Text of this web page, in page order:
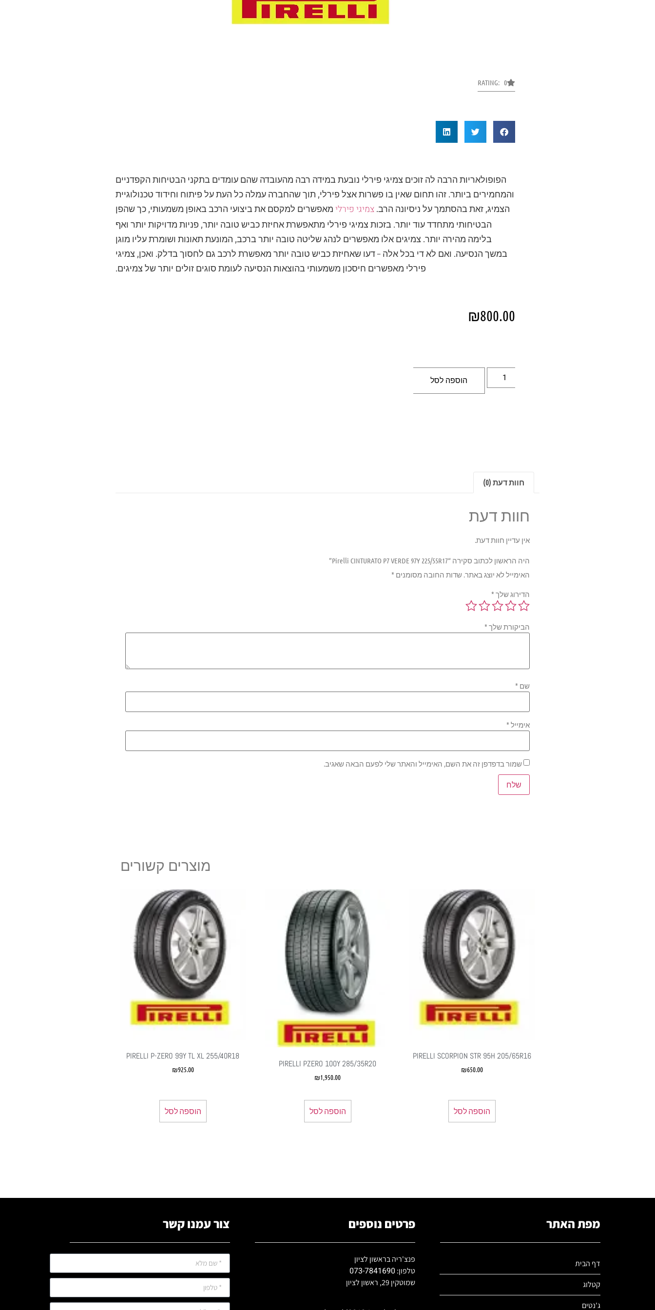
RATING: 0
הפופולאריות הרבה לה זוכים צמיגי פירלי נובעת במידה רבה מהעובדה שהם עומדים בתקני הבטיחות הקפדניים
והמחמירים ביותר. זהו תחום שאין בו פשרות אצל פירלי, תוך שהחברה עמלה כל העת על פיתוח וחידוד טכנולוגיית
הצמיג, זאת בהסתמך על ניסיונה הרב. צמיגי פירלי מאפשרים למקסם את ביצועי הרכב באופן משמעותי, כך שהפן
הבטיחותי מתחדד עוד יותר. בזכות צמיגי פירלי מתאפשרת אחיזת כביש טובה יותר, פניות מדויקות יותר ואף
בלימה מהירה יותר. צמיגים אלו מאפשרים לנהג שליטה טובה יותר ברכב, המונעת תאונות ושומרת עליו מוגן
במשך הנסיעה. ואם לא די בכל אלה – דעו שאחיזת כביש טובה יותר מאפשרת לרכב גם לחסוך בדלק. ואכן, צמיגי
פירלי מאפשרים חיסכון משמעותי בהוצאות הנסיעה לעומת סוגים זולים יותר של צמיגים.
₪800.00
הוספה לסל
חוות דעת (0)
חוות דעת
אין עדיין חוות דעת.
היה הראשון לכתוב סקירה “Pirelli CINTURATO P7 VERDE 97Y 225/55R17”
האימייל לא יוצג באתר. שדות החובה מסומנים *
הדירוג שלך *
הביקורת שלך *
שם *
אימייל *
שמור בדפדפן זה את השם, האימייל והאתר שלי לפעם הבאה שאגיב.
מוצרים קשורים
PIRELLI SCORPION STR 95H 205/65R16
₪650.00
הוספה לסל
PIRELLI PZERO 100Y 285/35R20
₪1,950.00
הוספה לסל
PIRELLI P-ZERO 99Y TL XL 255/40R18
₪925.00
הוספה לסל
מפת האתר
דף הבית
קטלוג
ג'נטים
פרטים נוספים
פנצ'ריה בראשון לציון
טלפון:073-7841690
שמוטקין 29, ראשון לציון
צור עמנו קשר